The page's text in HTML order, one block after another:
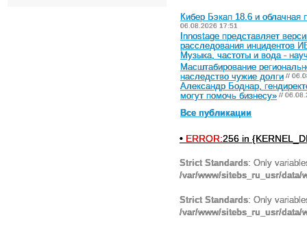
Кибер Бэкап 18.6 и
06.08.2026 17:51
Innostage представляет
расследования инцидентов
Музыка, частоты и вода -
Масштабирование
наследство чужие долги //
Александр Боднар,
могут помочь бизнесу» //
Все публикации
• ERROR:256 in
Strict Standards: Only
/var/www/sitebs_ru_usr/
Strict Standards: Only
/var/www/sitebs_ru_usr/